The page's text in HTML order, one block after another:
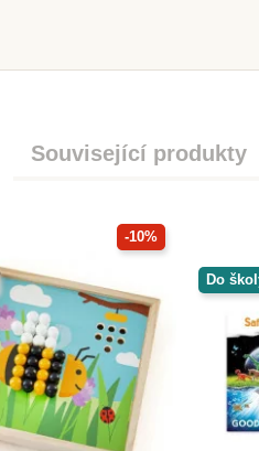
Související produkty
-10%
Do